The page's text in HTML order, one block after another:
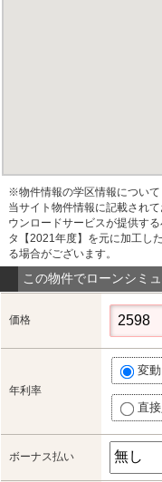
※物件情報の学区情報について
当サイト物件情報に記載され
ウンロードサービスが提供す
タ【2021年度】を元に加工し
る場合がございます。
この物件でローンシミ
価格
年利率
変
直
ボーナス払い